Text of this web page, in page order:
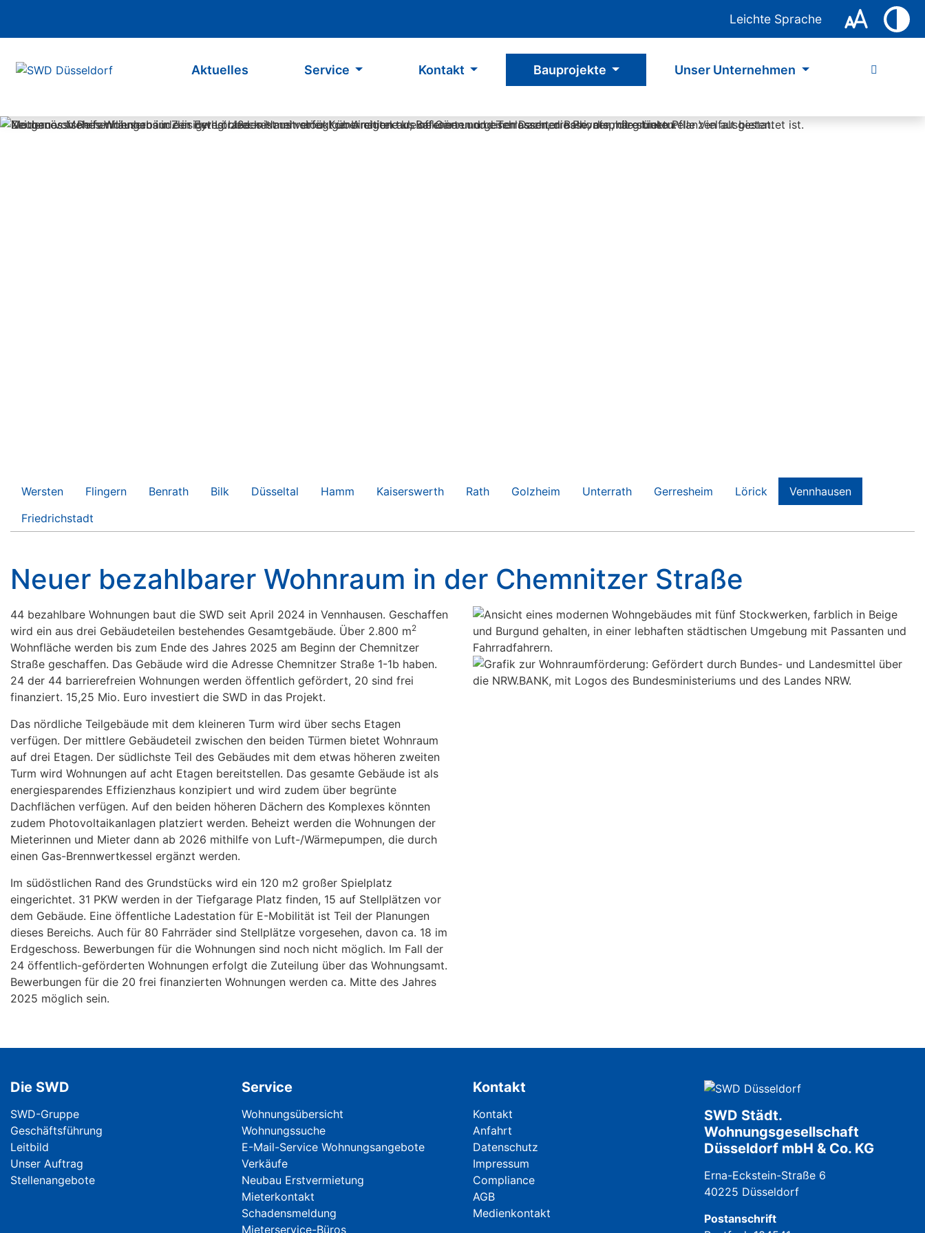
Leichte Sprache
Aktuelles Service Kontakt Bauprojekte Unser Unternehmen
Wersten Flingern Benrath Bilk Düsseltal Hamm Kaiserswerth Rath Golzheim Unterrath Gerresheim Lörick
Vennhausen
Friedrichstadt
Neuer bezahlbarer Wohnraum in der Chemnitzer Straße
44 bezahlbare Wohnungen baut die SWD seit April 2024 in Vennhausen. Geschaffen
wird ein aus drei Gebäudeteilen bestehendes Gesamtgebäude. Über 2.800 m2
Wohnfläche werden bis zum Ende des Jahres 2025 am Beginn der Chemnitzer
Straße geschaffen. Das Gebäude wird die Adresse Chemnitzer Straße 1-1b haben.
24 der 44 barrierefreien Wohnungen werden öffentlich gefördert, 20 sind frei
finanziert. 15,25 Mio. Euro investiert die SWD in das Projekt.
Das nördliche Teilgebäude mit dem kleineren Turm wird über sechs Etagen
verfügen. Der mittlere Gebäudeteil zwischen den beiden Türmen bietet Wohnraum
auf drei Etagen. Der südlichste Teil des Gebäudes mit dem etwas höheren zweiten
Turm wird Wohnungen auf acht Etagen bereitstellen. Das gesamte Gebäude ist als
energiesparendes Effizienzhaus konzipiert und wird zudem über begrünte
Dachflächen verfügen. Auf den beiden höheren Dächern des Komplexes könnten
zudem Photovoltaikanlagen platziert werden. Beheizt werden die Wohnungen der
Mieterinnen und Mieter dann ab 2026 mithilfe von Luft-/Wärmepumpen, die durch
einen Gas-Brennwertkessel ergänzt werden.
Im südöstlichen Rand des Grundstücks wird ein 120 m2 großer Spielplatz
eingerichtet. 31 PKW werden in der Tiefgarage Platz finden, 15 auf Stellplätzen vor
dem Gebäude. Eine öffentliche Ladestation für E-Mobilität ist Teil der Planungen
dieses Bereichs. Auch für 80 Fahrräder sind Stellplätze vorgesehen, davon ca. 18 im
Erdgeschoss. Bewerbungen für die Wohnungen sind noch nicht möglich. Im Fall der
24 öffentlich-geförderten Wohnungen erfolgt die Zuteilung über das Wohnungsamt.
Bewerbungen für die 20 frei finanzierten Wohnungen werden ca. Mitte des Jahres
2025 möglich sein.
Die SWD
Navigation überspringen
SWD-Gruppe
Geschäftsführung
Leitbild
Unser Auftrag
Stellenangebote
Service
Navigation überspringen
Wohnungsübersicht
Wohnungssuche
E-Mail-Service Wohnungsangebote
Verkäufe
Neubau Erstvermietung
Mieterkontakt
Schadensmeldung
Mieterservice-Büros
Kontakt
Navigation überspringen
Kontakt
Anfahrt
Datenschutz
Impressum
Compliance
AGB
Medienkontakt
SWD Städt.
Wohnungsgesellschaft
Düsseldorf mbH & Co. KG
Erna-Eckstein-Straße 6
40225 Düsseldorf
Postanschrift